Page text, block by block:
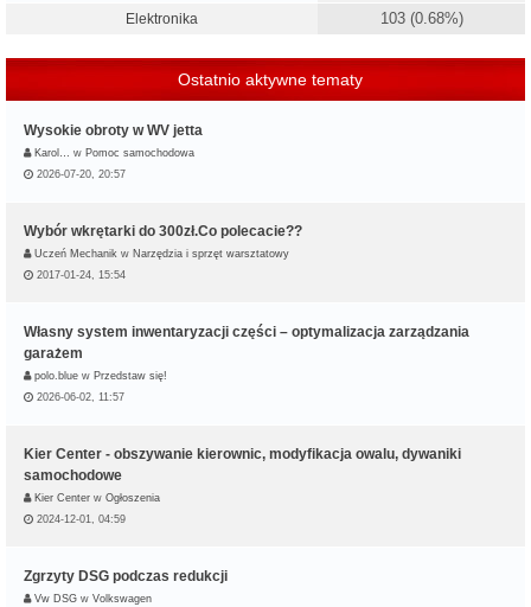
Elektronika 103 (0.68%)
Ostatnio aktywne tematy
Wysokie obroty w WV jetta
Karol… w Pomoc samochodowa
2026-07-20, 20:57
Wybór wkrętarki do 300zł.Co polecacie??
Uczeń Mechanik w Narzędzia i sprzęt warsztatowy
2017-01-24, 15:54
Własny system inwentaryzacji części – optymalizacja zarządzania
garażem
polo.blue w Przedstaw się!
2026-06-02, 11:57
Kier Center - obszywanie kierownic, modyfikacja owalu, dywaniki
samochodowe
Kier Center w Ogłoszenia
2024-12-01, 04:59
Zgrzyty DSG podczas redukcji
Vw DSG w Volkswagen